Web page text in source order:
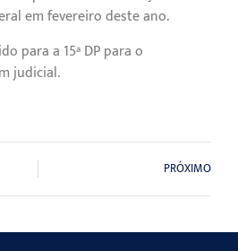
em fevereiro deste ano.
para a 15ª DP para o
judicial.
PRÓXIMO